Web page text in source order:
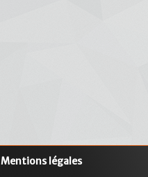
Mentions légales